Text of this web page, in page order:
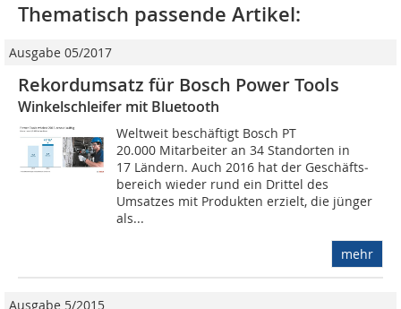
Thematisch passende Artikel:
Ausgabe 05/2017
Rekordumsatz für Bosch Power Tools
Winkelschleifer mit Bluetooth
Weltweit beschäftigt Bosch PT
20.000 Mitarbeiter an 34 Standorten in
17 Ländern. Auch 2016 hat der Geschäfts­
bereich wieder rund ein Drittel des
Umsatzes mit Produkten erzielt, die jünger
als...
mehr
Ausgabe 5/2015